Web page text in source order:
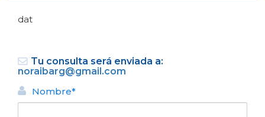
dat
Tu consulta será enviada a:
noraibarg@gmail.com
Nombre*